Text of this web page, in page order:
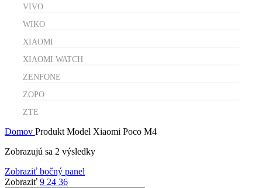
VIVO
WIKO
XIAOMI
XIAOMI WATCH
ZENFONE
ZOPO
ZTE
Domov Produkt Model Xiaomi Poco M4
Zobrazujú sa 2 výsledky
Zobraziť bočný panel
Zobraziť 9 24 36